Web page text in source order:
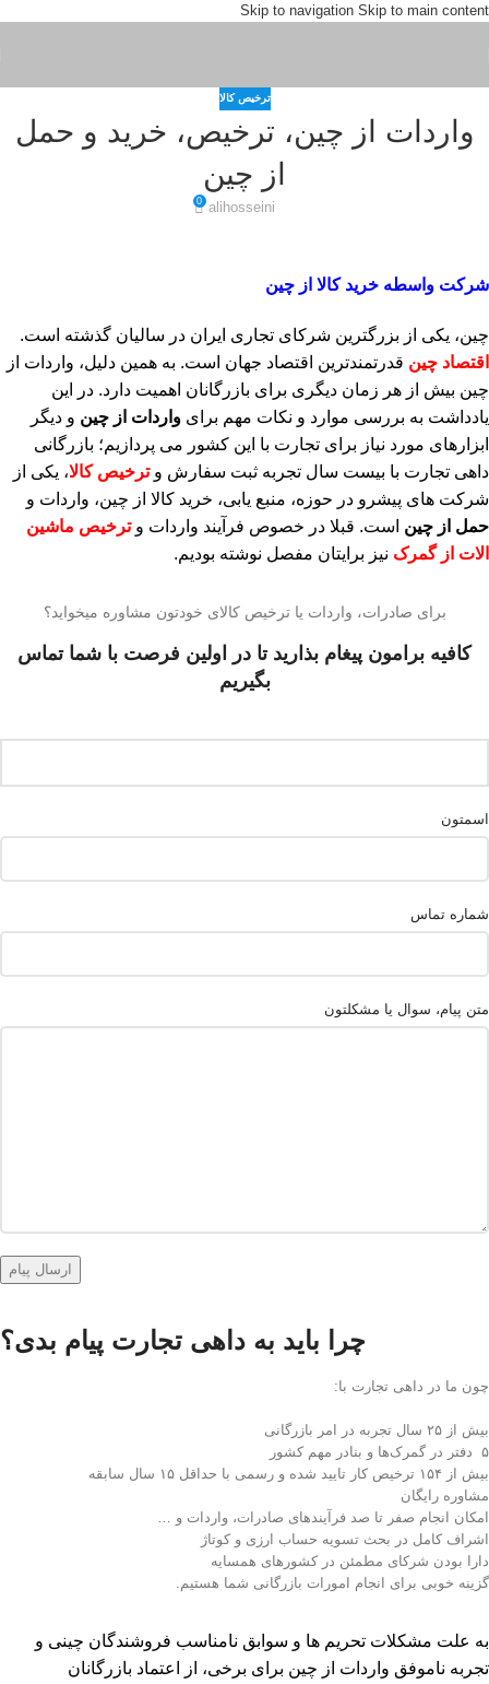
Skip to navigation Skip to main content
ترخیص کالا
واردات از چین، ترخیص، خرید و حمل
از چین
alihosseini
0
شرکت واسطه خرید کالا از چین
چین، یکی از بزرگترین شرکای تجاری ایران در سالیان گذشته است.
اقتصاد چین قدرتمندترین اقتصاد جهان است. به همین دلیل، واردات از
چین بیش از هر زمان دیگری برای بازرگانان اهمیت دارد. در این
یادداشت به بررسی موارد و نکات مهم برای واردات از چین و دیگر
ابزارهای مورد نیاز برای تجارت با این کشور می پردازیم؛ بازرگانی
داهی تجارت با بیست سال تجربه ثبت سفارش وترخیص کالا، یکی از
شرکت های پیشرو در حوزه، منبع یابی، خرید کالا از چین، واردات و
حمل از چین است. قبلا در خصوص فرآیند واردات وترخیص ماشین
الات از گمرک نیز برایتان مفصل نوشته بودیم.
برای صادرات، واردات یا ترخیص کالای خودتون مشاوره میخواید؟
کافیه برامون پیغام بذارید تا در اولین فرصت با شما تماس
بگیریم
اسمتون
شماره تماس
متن پیام، سوال یا مشکلتون
چرا باید به داهی تجارت پیام بدی؟
چون ما در داهی تجارت با:
بیش از ۲۵ سال تجربه در امر بازرگانی
۵ دفتر در گمرک‌ها و بنادر مهم کشور
بیش از ۱۵۴ ترخیص کار تایید شده و رسمی با حداقل ۱۵ سال سابقه
مشاوره رایگان
امکان انجام صفر تا صد فرآیند‌های صادرات، واردات و …
اشراف کامل در بحث تسویه حساب ارزی و کوتاژ
دارا بودن شرکای مطمئن در کشور‌های همسایه
گزینه خوبی برای انجام امورات بازرگانی شما هستیم.
به علت مشکلات تحریم ها و سوابق نامناسب فروشندگان چینی و
تجربه ناموفق واردات از چین برای برخی، از اعتماد بازرگانان